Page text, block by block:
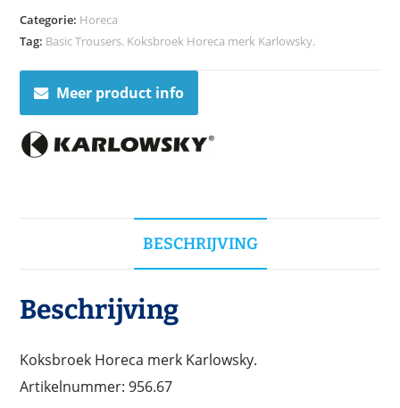
Categorie: Horeca
Tag: Basic Trousers. Koksbroek Horeca merk Karlowsky.
Meer product info
BESCHRIJVING
Beschrijving
Koksbroek Horeca merk Karlowsky.
Artikelnummer: 956.67